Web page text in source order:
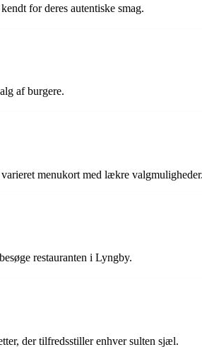
for deres autentiske smag.
af burgere.
menukort med lækre
restauranten i Lyngby.
der tilfredsstiller enhver sulten sjæl.